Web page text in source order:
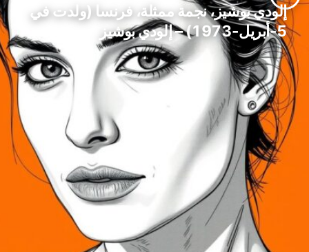
إلودي بوشيز، نجمة ممثلة، فرنسا (ولدت في
5-أبريل-1973) – إلودي بوشيز